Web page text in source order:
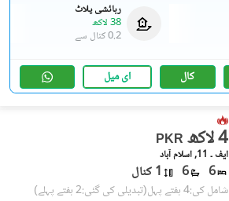
رہائشی پلاٹ
38 لاکھ
0.2 کنال
سے
کال ای میل
PKR 4 لاکھ
ایف ۔ 11, اسلام آباد
6
6 1 کنال
شامل کی:4 ہفتے پہل (تبدیلی کی گئی:2 ہفتے پہلے)